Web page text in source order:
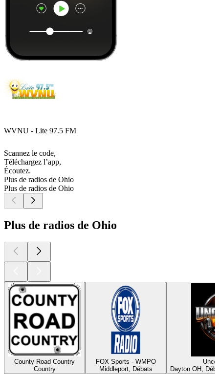
WVNU - Lite 97.5 FM
Scannez le code,
Téléchargez l’app,
Écoutez.
Plus de radios de Ohio
Plus de radios de Ohio
Plus de radios de Ohio
County Road Country
Country
FOX Sports - WMPO
Middleport, Débats
Dayton OH,